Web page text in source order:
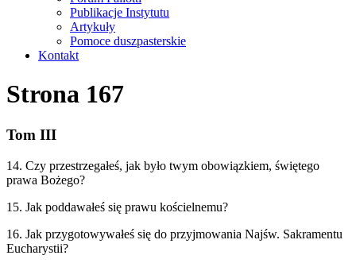
Publikacje Instytutu
Artykuły
Pomoce duszpasterskie
Kontakt
Strona 167
Tom III
14. Czy przestrzegałeś, jak było twym obowiązkiem, świętego
prawa Bożego?
15. Jak poddawałeś się prawu kościelnemu?
16. Jak przygotowywałeś się do przyjmowania Najśw. Sakramentu
Eucharystii?